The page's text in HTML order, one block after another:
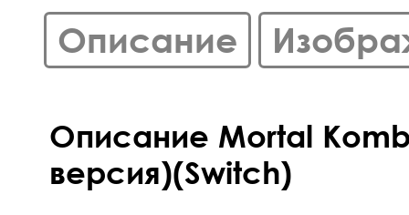
Описание
Описание Mortal
версия)(Switch)